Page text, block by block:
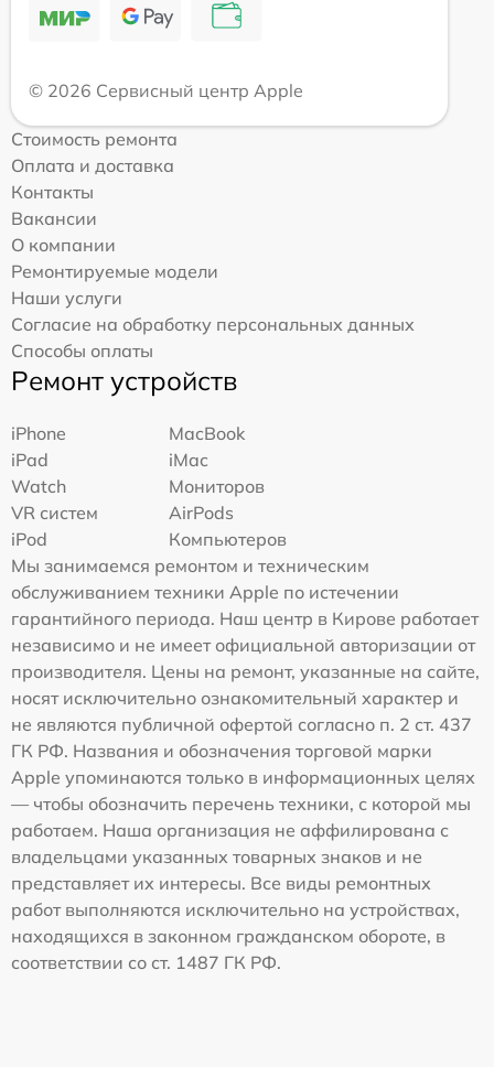
© 2026 Сервисный центр Apple
Стоимость ремонта
Оплата и доставка
Контакты
Вакансии
О компании
Ремонтируемые модели
Наши услуги
Согласие на обработку персональных данных
Способы оплаты
Ремонт устройств
iPhone
MacBook
iPad
iMac
Watch
Мониторов
VR систем
AirPods
iPod
Компьютеров
Мы занимаемся ремонтом и техническим
обслуживанием техники Apple по истечении
гарантийного периода. Наш центр в Кирове работает
независимо и не имеет официальной авторизации от
производителя. Цены на ремонт, указанные на сайте,
носят исключительно ознакомительный характер и
не являются публичной офертой согласно п. 2 ст. 437
ГК РФ. Названия и обозначения торговой марки
Apple упоминаются только в информационных целях
— чтобы обозначить перечень техники, с которой мы
работаем. Наша организация не аффилирована с
владельцами указанных товарных знаков и не
представляет их интересы. Все виды ремонтных
работ выполняются исключительно на устройствах,
находящихся в законном гражданском обороте, в
соответствии со ст. 1487 ГК РФ.